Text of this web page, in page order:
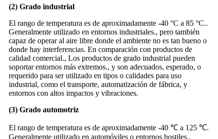
(2) Grado industrial
El rango de temperatura es de aproximadamente -40 °C a 85 °C..
Generalmente utilizado en entornos industriales., pero también
capaz de operar al aire libre donde el ambiente no es tan bueno o
donde hay interferencias. En comparación con productos de
calidad comercial., Los productos de grado industrial pueden
soportar entornos más extremos., y son adecuados, esperado, o
requerido para ser utilizado en tipos o calidades para uso
industrial, como el transporte, automatización de fábrica, y
entornos con altos impactos y vibraciones.
(3) Grado automotriz
El rango de temperatura es de aproximadamente -40 ℃ a 125 ℃.
Generalmente utilizado en automóviles o entornos hostiles.,